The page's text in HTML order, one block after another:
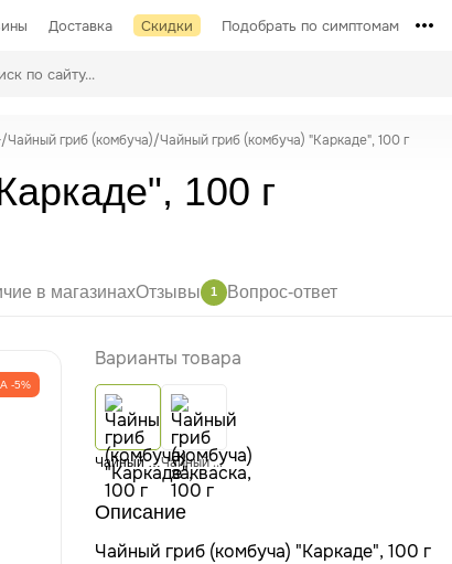
Доставка Скидки Подобрать по симптомам
/Чайный гриб (комбуча)/Чайный гриб (комбуча) "Каркаде", 100 г
100 г
в магазинахОтзывы 1 Вопрос-ответ
-5%
Варианты товара
Чайный гриб (комбуча) "Каркаде", 100 г Чайный гриб (комбуча) закваска, 100 г
Описание
Чайный гриб (комбуча) "Каркаде", 100 г